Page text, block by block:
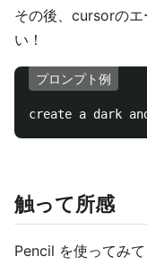
その後、cursorのエ
い！
プロンプト例
触って所感
Pencil を使ってみて